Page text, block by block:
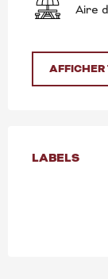
Aire
AFFICHER
LABELS
LABELS